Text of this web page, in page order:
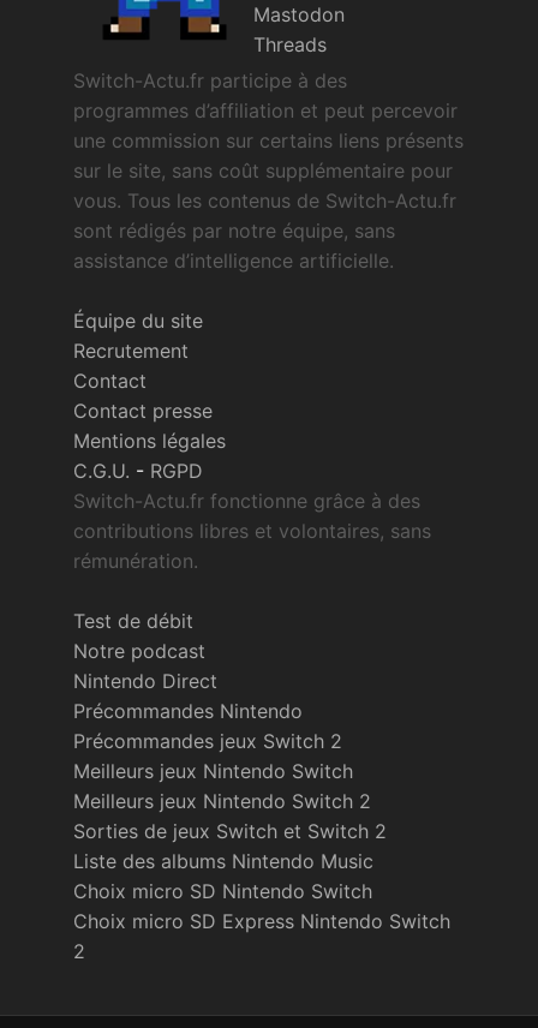
Mastodon
Threads
Switch-Actu.fr participe à des
programmes d’affiliation et peut percevoir
une commission sur certains liens présents
sur le site, sans coût supplémentaire pour
vous. Tous les contenus de Switch-Actu.fr
sont rédigés par notre équipe, sans
assistance d’intelligence artificielle.
Équipe du site
Recrutement
Contact
Contact presse
Mentions légales
C.G.U. - RGPD
Switch-Actu.fr fonctionne grâce à des
contributions libres et volontaires, sans
rémunération.
Test de débit
Notre podcast
Nintendo Direct
Précommandes Nintendo
Précommandes jeux Switch 2
Meilleurs jeux Nintendo Switch
Meilleurs jeux Nintendo Switch 2
Sorties de jeux Switch et Switch 2
Liste des albums Nintendo Music
Choix micro SD Nintendo Switch
Choix micro SD Express Nintendo Switch
2